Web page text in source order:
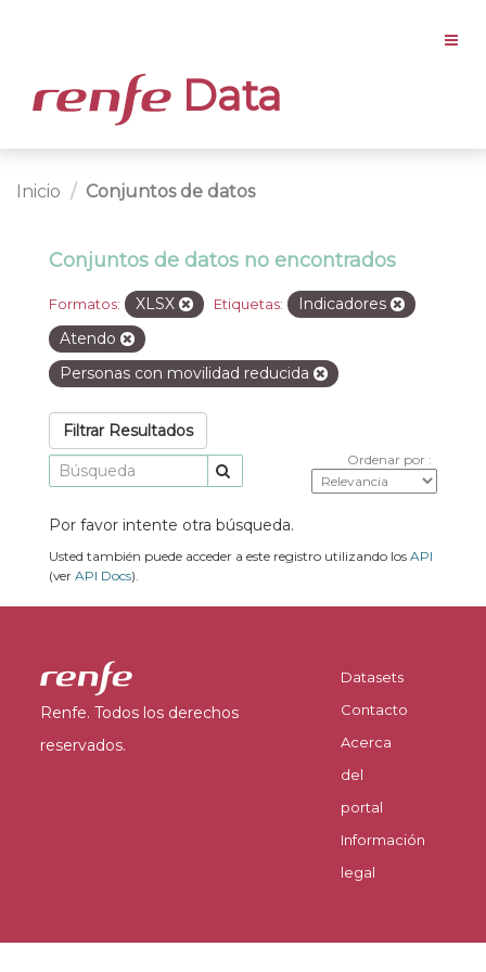
Data
Inicio Conjuntos de datos
Conjuntos de datos no encontrados
Formatos: XLSX Etiquetas:
Indicadores
Atendo
Personas con movilidad reducida
Filtrar Resultados
Ordenar por
Por favor intente otra búsqueda.
Usted también puede acceder a este registro utilizando los API
(ver API Docs).
Renfe. Todos los derechos
reservados.
Datasets
Contacto
Acerca
del
portal
Información
legal